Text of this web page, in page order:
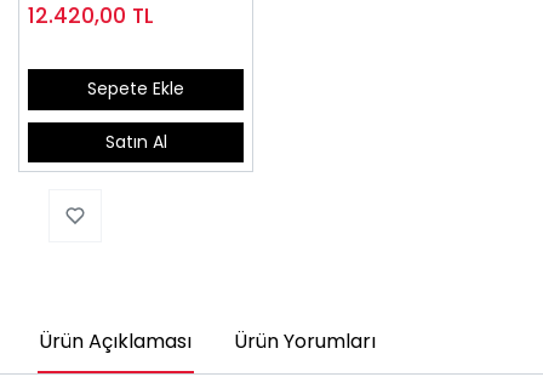
12.420,00 TL
Sepete Ekle
Satın Al
Ürün Açıklaması Ürün Yorumları